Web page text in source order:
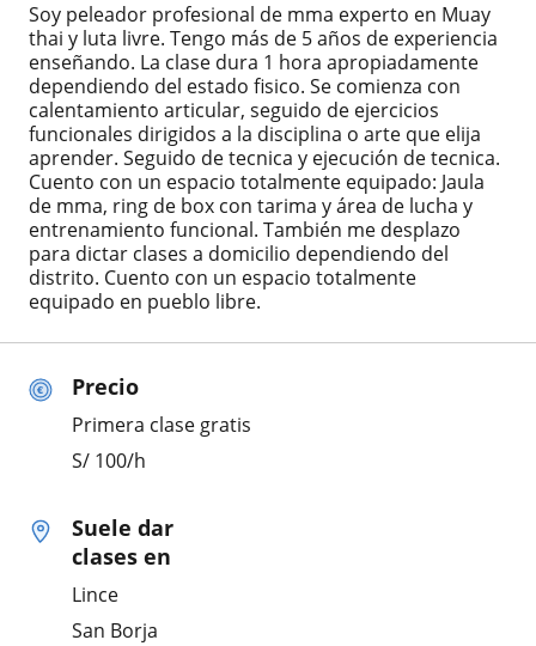
Precio
Primera clase gratis
S/ 100/h
Suele dar
clases en
Lince
San Borja
Soy peleador profesional de mma experto en Muay
thai y luta livre. Tengo más de 5 años de experiencia
enseñando. La clase dura 1 hora apropiadamente
dependiendo del estado fisico. Se comienza con
calentamiento articular, seguido de ejercicios
funcionales dirigidos a la disciplina o arte que elija
aprender. Seguido de tecnica y ejecución de tecnica.
Cuento con un espacio totalmente equipado: Jaula
de mma, ring de box con tarima y área de lucha y
entrenamiento funcional. También me desplazo
para dictar clases a domicilio dependiendo del
distrito. Cuento con un espacio totalmente
equipado en pueblo libre.